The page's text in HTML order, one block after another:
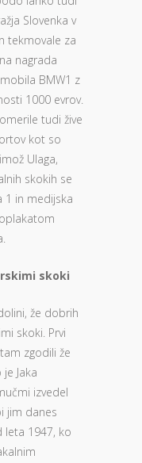
Slovenka v
tekmovale za
nagrada
BMW1 z
1000 evrov.
tudi žive
kot so
Ulaga,
skokih se
1 in medijska
skoki
že dobrih
skoki. Prvi
zgodili že
Jaka
izvedel
jim danes
leta 1947, ko